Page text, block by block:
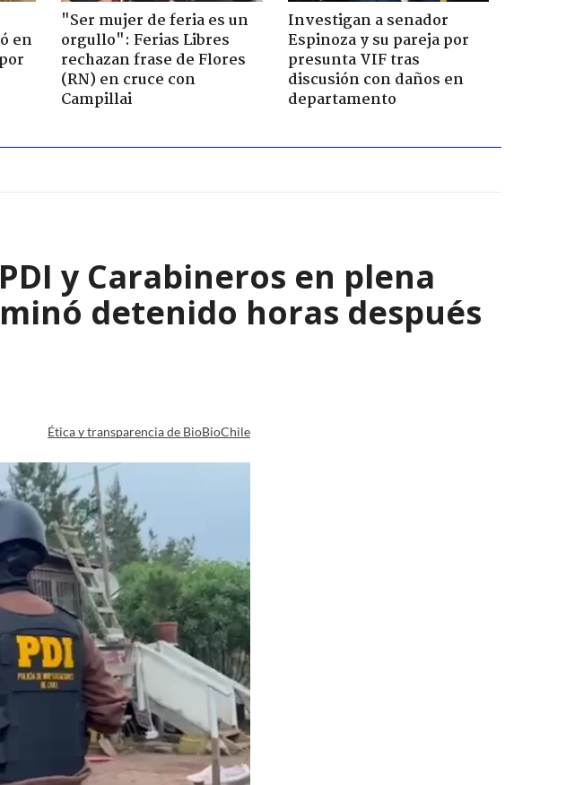
en
"Ser mujer de feria es un
orgullo": Ferias Libres
rechazan frase de Flores
(RN) en cruce con
Campillai
Investigan a senador
Espinoza y su pareja por
presunta VIF tras
discusión con daños en
departamento
y Carabineros en plena
detenido horas después
Ética y transparencia de BioBioChile